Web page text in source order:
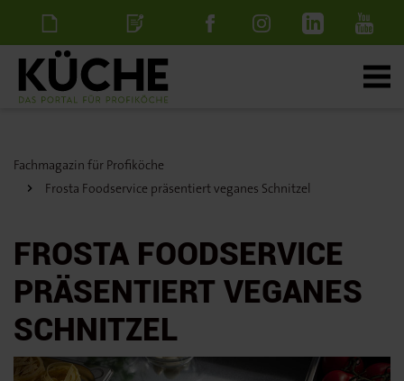
NewsletterStellenanzeige
Fachmagazin für Profiköche
Frosta Foodservice präsentiert veganes Schnitzel
FROSTA FOODSERVICE
PRÄSENTIERT VEGANES
SCHNITZEL